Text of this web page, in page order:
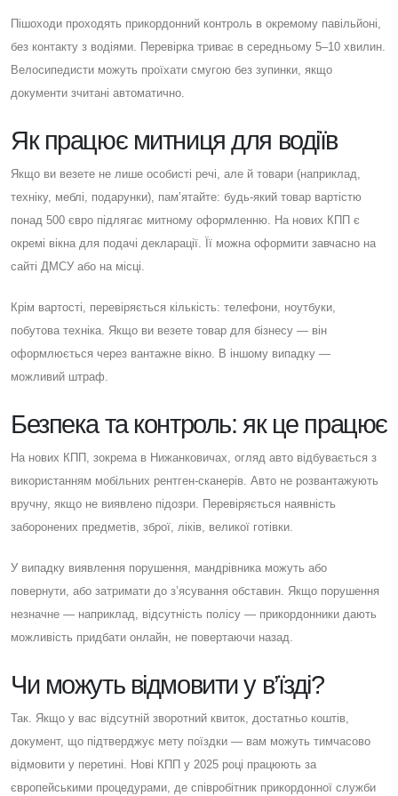
Пішоходи проходять прикордонний контроль в окремому павільйоні,
без контакту з водіями. Перевірка триває в середньому 5–10 хвилин.
Велосипедисти можуть проїхати смугою без зупинки, якщо
документи зчитані автоматично.
Як працює митниця для водіїв
Якщо ви везете не лише особисті речі, але й товари (наприклад,
техніку, меблі, подарунки), пам’ятайте: будь-який товар вартістю
понад 500 євро підлягає митному оформленню. На нових КПП є
окремі вікна для подачі декларації. Її можна оформити завчасно на
сайті ДМСУ або на місці.
Крім вартості, перевіряється кількість: телефони, ноутбуки,
побутова техніка. Якщо ви везете товар для бізнесу — він
оформлюється через вантажне вікно. В іншому випадку —
можливий штраф.
Безпека та контроль: як це працює
На нових КПП, зокрема в Нижанковичах, огляд авто відбувається з
використанням мобільних рентген-сканерів. Авто не розвантажують
вручну, якщо не виявлено підозри. Перевіряється наявність
заборонених предметів, зброї, ліків, великої готівки.
У випадку виявлення порушення, мандрівника можуть або
повернути, або затримати до з’ясування обставин. Якщо порушення
незначне — наприклад, відсутність полісу — прикордонники дають
можливість придбати онлайн, не повертаючи назад.
Чи можуть відмовити у в’їзді?
Так. Якщо у вас відсутній зворотний квиток, достатньо коштів,
документ, що підтверджує мету поїздки — вам можуть тимчасово
відмовити у перетині. Нові КПП у 2025 році працюють за
європейськими процедурами, де співробітник прикордонної служби